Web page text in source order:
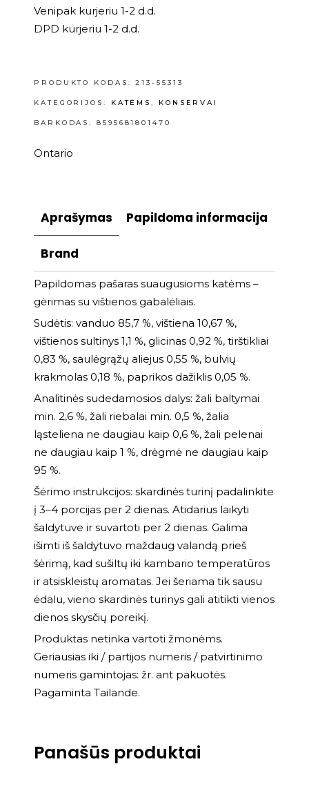
Venipak kurjeriu 1-2 d.d.
DPD kurjeriu 1-2 d.d.
PRODUKTO KODAS:213-55313
KATEGORIJOS: KATĖMS, KONSERVAI
BARKODAS: 8595681801470
Ontario
Aprašymas Papildoma informacija
Brand
Papildomas pašaras suaugusioms katėms –
gėrimas su vištienos gabalėliais.
Sudėtis: vanduo 85,7 %, vištiena 10,67 %,
vištienos sultinys 1,1 %, glicinas 0,92 %, tirštikliai
0,83 %, saulėgrąžų aliejus 0,55 %, bulvių
krakmolas 0,18 %, paprikos dažiklis 0,05 %.
Analitinės sudedamosios dalys: žali baltymai
min. 2,6 %, žali riebalai min. 0,5 %, žalia
ląsteliena ne daugiau kaip 0,6 %, žali pelenai
ne daugiau kaip 1 %, drėgmė ne daugiau kaip
95 %.
Šėrimo instrukcijos: skardinės turinį padalinkite
į 3–4 porcijas per 2 dienas. Atidarius laikyti
šaldytuve ir suvartoti per 2 dienas. Galima
išimti iš šaldytuvo maždaug valandą prieš
šėrimą, kad sušiltų iki kambario temperatūros
ir atsiskleistų aromatas. Jei šeriama tik sausu
ėdalu, vieno skardinės turinys gali atitikti vienos
dienos skysčių poreikį.
Produktas netinka vartoti žmonėms.
Geriausias iki / partijos numeris / patvirtinimo
numeris gamintojas: žr. ant pakuotės.
Pagaminta Tailande.
Panašūs produktai